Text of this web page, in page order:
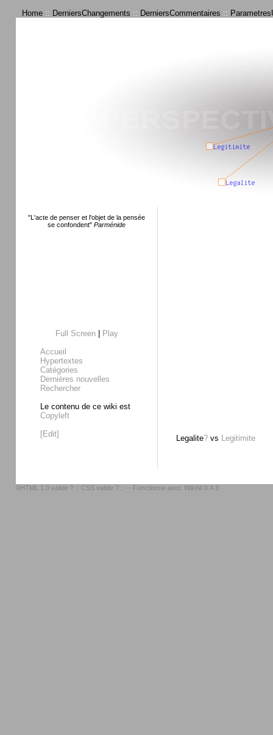
Home :: DerniersChangements :: DerniersCommentaires ::
"L'acte de penser et l'objet de la pensée
se confondent" Parménide
Full Screen|
Play
Accueil
Hypertextes
Catégories
Dernières nouvelles
Rechercher
Le contenu de ce wiki est
Copyleft
[Edit]
Legalite?vs Legitimite
XHTML 1.0 valide ? :: CSS valide ? :: -- Fonctionne avec WikiNi 0.4.3